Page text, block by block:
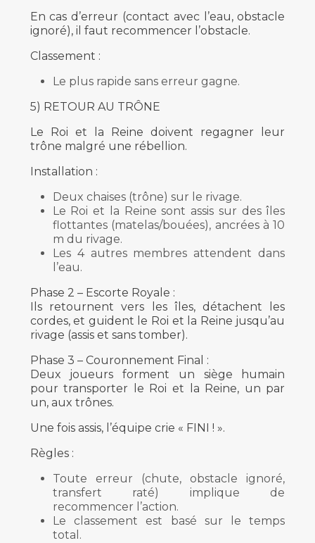
En cas d’erreur (contact avec l’eau, obstacle
ignoré), il faut recommencer l’obstacle.
Classement :
Le plus rapide sans erreur gagne.
5) RETOUR AU TRÔNE
Le Roi et la Reine doivent regagner leur
trône malgré une rébellion.
Installation :
Deux chaises (trône) sur le rivage.
Le Roi et la Reine sont assis sur des îles
flottantes (matelas/bouées), ancrées à 10
m du rivage.
Les 4 autres membres attendent dans
l’eau.
Phase 2 – Escorte Royale :
Ils retournent vers les îles, détachent les
cordes, et guident le Roi et la Reine jusqu’au
rivage (assis et sans tomber).
Phase 3 – Couronnement Final :
Deux joueurs forment un siège humain
pour transporter le Roi et la Reine, un par
un, aux trônes.
Une fois assis, l’équipe crie « FINI ! ».
Règles :
Toute erreur (chute, obstacle ignoré,
transfert raté) implique de
recommencer l’action.
Le classement est basé sur le temps
total.